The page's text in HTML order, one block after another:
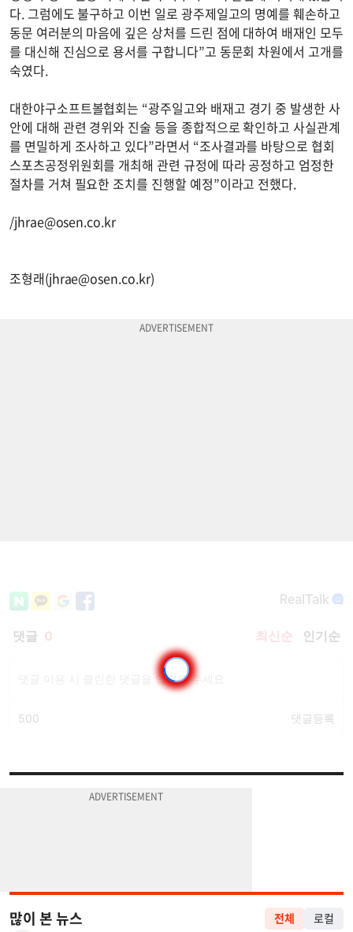
다. 그럼에도 불구하고 이번 일로 광주제일고의 명예를 훼손하고
동문 여러분의 마음에 깊은 상처를 드린 점에 대하여 배재인 모두
를 대신해 진심으로 용서를 구합니다”고 동문회 차원에서 고개를
숙였다.
대한야구소프트볼협회는 “광주일고와 배재고 경기 중 발생한 사
안에 대해 관련 경위와 진술 등을 종합적으로 확인하고 사실관계
를 면밀하게 조사하고 있다”라면서 “조사결과를 바탕으로 협회
스포츠공정위원회를 개최해 관련 규정에 따라 공정하고 엄정한
절차를 거쳐 필요한 조치를 진행할 예정”이라고 전했다.
/jhrae@osen.co.kr
조형래(jhrae@osen.co.kr)